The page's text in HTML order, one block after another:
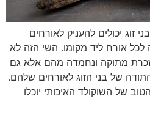
זוג יכולים להעניק לאורחים
אורח ליד מקומו. השי הזה לא
מתוקה ונחמדה מהם אלא גם
של בני הזוג לאורחים שלהם.
של השוקולד האיכותי יוכלו